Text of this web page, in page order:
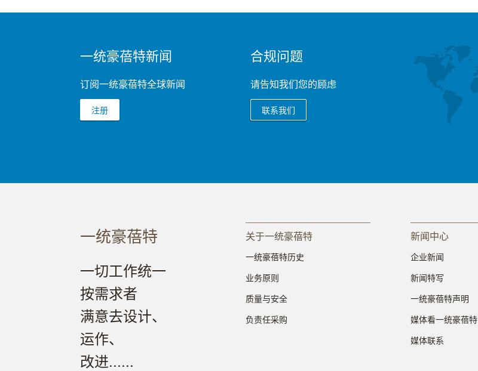
FOOTER
一统豪蓓特新闻
订阅一统豪蓓特全球新闻
注册
合规问题
请告知我们您的顾虑
联系我们
一统豪蓓特
一切工作统一
按需求者
满意去设计、
运作、
改进......
关于一统豪蓓特
一统豪蓓特历史
业务原则
质量与安全
负责任采购
新闻中心
企业新闻
新闻特写
一统豪蓓特声明
媒体看一统豪蓓特
媒体联系